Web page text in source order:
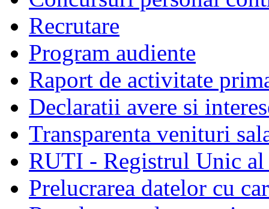
Recrutare
Program audiente
Raport de activitate
Declaratii avere si
Transparenta venituri
RUTI - Registrul Unic al
Prelucrarea datelor cu